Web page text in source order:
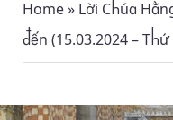
Home» Lời Chúa
đến (15.03.2024 –